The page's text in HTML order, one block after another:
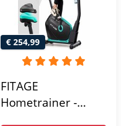
€ 254,99
FITAGE
Hometrainer -